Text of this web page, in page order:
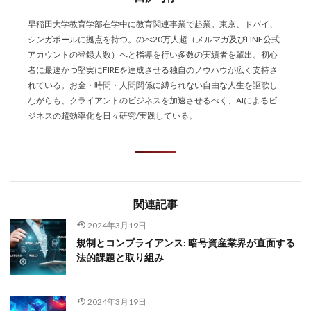
早稲田大学教育学部在学中に教育関連事業で起業。東京、ドバイ、
シンガポールに拠点を持つ。のべ20万人超（メルマガ及びLINE公式
アカウントの登録人数）へと指導を行い多数の実績者を輩出。初心
者に最速かつ堅実にFIREを達成させる独自のノウハウが広く支持さ
れている。お金・時間・人間関係に縛られない自由な人生を謳歌し
ながらも、クライアントのビジネスを加速させるべく、AIによるビ
ジネスの超効率化を日々研究/実践している。
関連記事
2024年3月19日
規制とコンプライアンス: 暗号資産業界が直面する
法的課題と取り組み
2024年3月19日